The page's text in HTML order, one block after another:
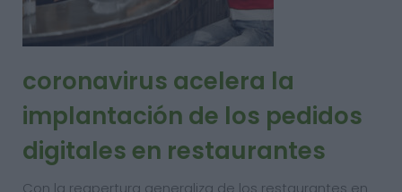
coronavirus acelera la
implantación de los pedidos
digitales en restaurantes
Con la reapertura generaliza de los restaurantes en